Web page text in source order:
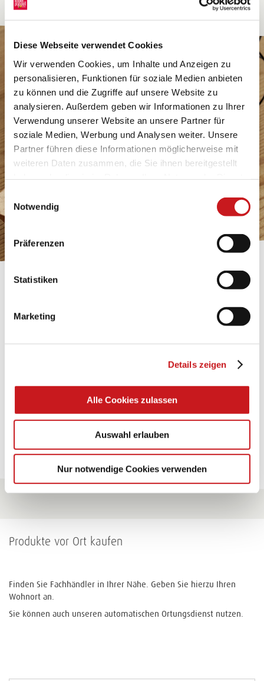
Diese Webseite verwendet Cookies
Wir verwenden Cookies, um Inhalte und Anzeigen zu
personalisieren, Funktionen für soziale Medien anbieten
zu können und die Zugriffe auf unsere Website zu
analysieren. Außerdem geben wir Informationen zu Ihrer
Verwendung unserer Website an unsere Partner für
soziale Medien, Werbung und Analysen weiter. Unsere
Partner führen diese Informationen möglicherweise mit
weiteren Daten zusammen, die Sie ihnen bereitgestellt
Datenschutzhinweisen
mehr darüber, wer wir sind, wie
personenbezogene Daten verarbeiten. Hier geht’s zum
Impressum.
Einwilligungsauswahl
Notwendig
Präferenzen
Statistiken
Marketing
Details zeigen
Alle Cookies zulassen
Auswahl erlauben
Nur notwendige Cookies verwenden
Zum Tipp
Zu allen Tipps
Produkte vor Ort kaufen
Finden Sie Fachhändler in Ihrer Nähe. Geben Sie hierzu Ihren
Wohnort an.
Sie können auch unseren automatischen Ortungsdienst nutzen.